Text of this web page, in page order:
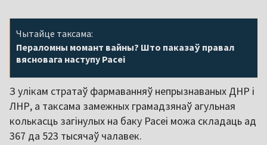
Чытайце таксама:
Пераломны момант вайны? Што паказаў правал
вясновага наступу Расеі
З улікам стратаў фармаванняў непрызнаваных ДНР і
ЛНР, а таксама замежных грамадзянаў агульная
колькасць загінулых на баку Расеі можа складаць ад
367 да 523 тысячаў чалавек.